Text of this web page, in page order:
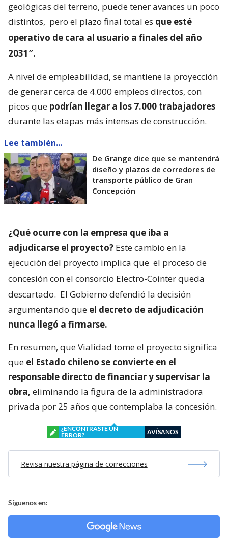
geológicas del terreno, puede tener avances un poco
distintos, pero el plazo final total es que esté
operativo de cara al usuario a finales del año
2031″.
A nivel de empleabilidad, se mantiene la proyección
de generar cerca de 4.000 empleos directos, con
picos que podrían llegar a los 7.000 trabajadores
durante las etapas más intensas de construcción.
Lee también...
De Grange dice que se mantendrá
diseño y plazos de corredores de
transporte público de Gran
Concepción
¿Qué ocurre con la empresa que iba a
adjudicarse el proyecto? Este cambio en la
ejecución del proyecto implica que el proceso de
concesión con el consorcio Electro-Cointer queda
descartado. El Gobierno defendió la decisión
argumentando que el decreto de adjudicación
nunca llegó a firmarse.
En resumen, que Vialidad tome el proyecto significa
que el Estado chileno se convierte en el
responsable directo de financiar y supervisar la
obra, eliminando la figura de la administradora
privada por 25 años que contemplaba la concesión.
¿ENCONTRASTE UN
ERROR?
AVÍSANOS
Revisa nuestra página de correcciones
Síguenos en: